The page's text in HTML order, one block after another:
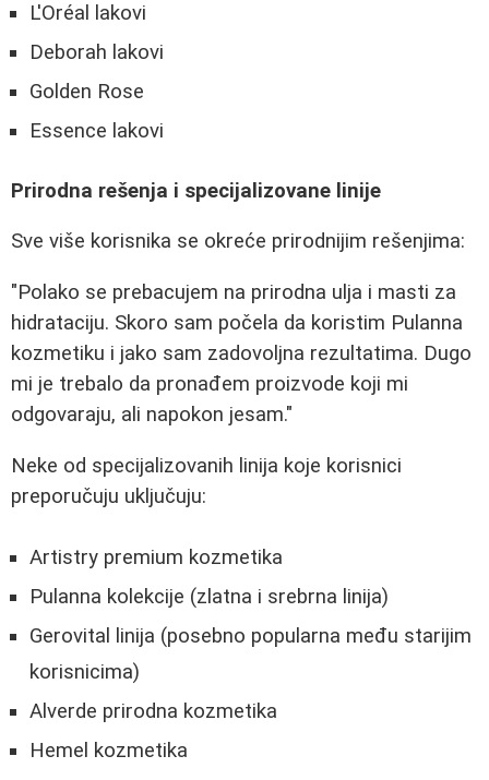
L'Oréal lakovi
Deborah lakovi
Golden Rose
Essence lakovi
Prirodna rešenja i specijalizovane linije
Sve više korisnika se okreće prirodnijim rešenjima:
"Polako se prebacujem na prirodna ulja i masti za
hidrataciju. Skoro sam počela da koristim Pulanna
kozmetiku i jako sam zadovoljna rezultatima. Dugo
mi je trebalo da pronađem proizvode koji mi
odgovaraju, ali napokon jesam."
Neke od specijalizovanih linija koje korisnici
preporučuju uključuju:
Artistry premium kozmetika
Pulanna kolekcije (zlatna i srebrna linija)
Gerovital linija (posebno popularna među starijim
korisnicima)
Alverde prirodna kozmetika
Hemel kozmetika